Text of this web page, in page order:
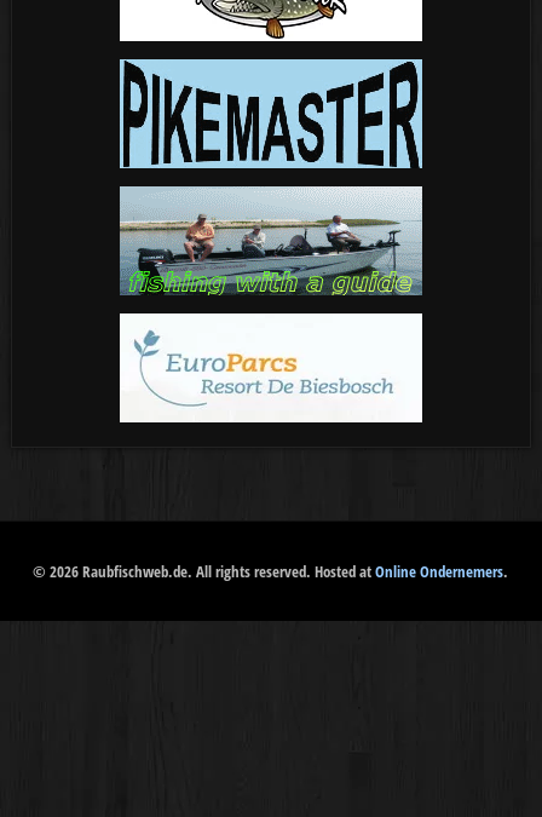
© 2026 Raubfischweb.de. All rights reserved. Hosted atOnline Ondernemers.